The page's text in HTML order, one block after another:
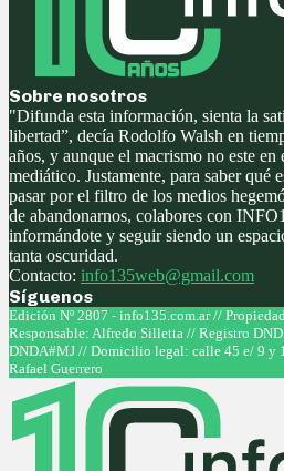
Sobre nosotros
"Difunda esta información, sienta la
libertad”, decía Rodolfo Walsh en
años, y aunque el macrismo no este
mediático. Justamente, para saber qué
pasar por el filtro de los medios
de abandonarnos, colabores con
informándote y seguir siendo un
tanta oscuridad.
Contacto: info135web@gmail.com
Síguenos
Facebook
Twitter
Instagram
Youtube
Edición Nº 2807 - info135.com.ar //
Responsable: Alfredo Silletta // Registro
DNDA#MJ // Domicilio legal: calle 45 e/ 9 y
Rafael Guerrero